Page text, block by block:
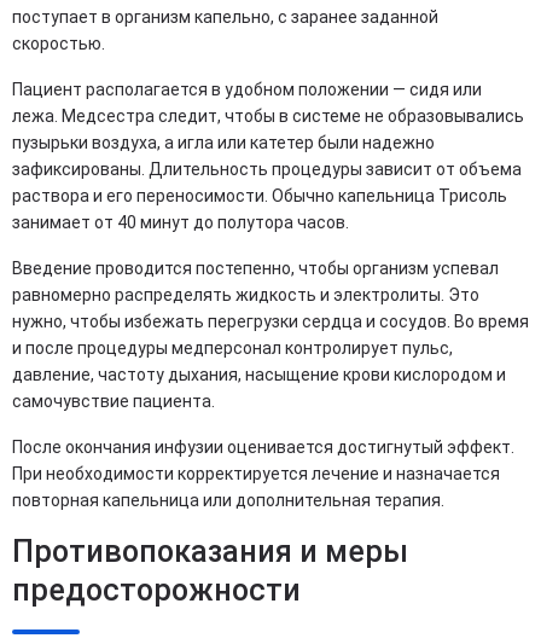
поступает в организм капельно, с заранее заданной
скоростью.
Пациент располагается в удобном положении — сидя или
лежа. Медсестра следит, чтобы в системе не образовывались
пузырьки воздуха, а игла или катетер были надежно
зафиксированы. Длительность процедуры зависит от объема
раствора и его переносимости. Обычно капельница Трисоль
занимает от 40 минут до полутора часов.
Введение проводится постепенно, чтобы организм успевал
равномерно распределять жидкость и электролиты. Это
нужно, чтобы избежать перегрузки сердца и сосудов. Во время
и после процедуры медперсонал контролирует пульс,
давление, частоту дыхания, насыщение крови кислородом и
самочувствие пациента.
После окончания инфузии оценивается достигнутый эффект.
При необходимости корректируется лечение и назначается
повторная капельница или дополнительная терапия.
Противопоказания и меры
предосторожности